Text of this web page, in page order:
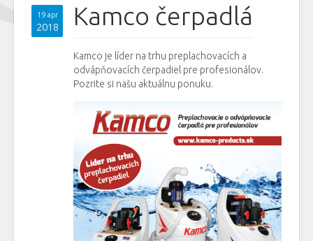
19 apr
2018 Kamco čerpadlá
Kamco je líder na trhu preplachovacích a
odvápňovacích čerpadiel pre profesionálov.
Pozrite si našu aktuálnu ponuku.